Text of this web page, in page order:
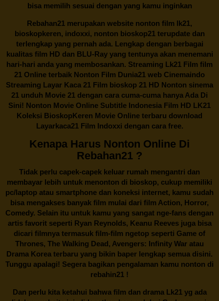
bisa memilih sesuai dengan yang kamu inginkan
Rebahan21 merupakan website nonton film lk21,
bioskopkeren, indoxxi, nonton bioskop21 terupdate dan
terlengkap yang pernah ada. Lengkap dengan berbagai
kualitas film HD dan BLU-Ray yang tentunya akan menemani
hari-hari anda yang membosankan. Streaming Lk21 Film film
21 Online terbaik Nonton Film Dunia21 web Cinemaindo
Streaming Layar Kaca 21 Film bioskop 21 HD Nonton sinema
21 unduh Movie 21 dengan cara cuma-cuma hanya Ada Di
Sini! Nonton Movie Online Subtitle Indonesia Film HD LK21
Koleksi BioskopKeren Movie Online terbaru download
Layarkaca21 Film Indoxxi dengan cara free.
Kenapa Harus Nonton Online Di
Rebahan21 ?
Tidak perlu capek-capek keluar rumah mengantri dan
membayar lebih untuk menonton di bioskop, cukup memiliki
pc/laptop atau smartphone dan koneksi internet, kamu sudah
bisa mengakses banyak film mulai dari film Action, Horror,
Comedy. Selain itu untuk kamu yang sangat nge-fans dengan
artis favorit seperti Ryan Reynolds, Keanu Reeves juga bisa
dicari filmnya termasuk film-film ngetop seperti Game of
Thrones, The Walking Dead, Avengers: Infinity War atau
Drama Korea terbaru yang bikin baper lengkap semua disini.
Tunggu apalagi! Segera bagikan pengalaman kamu nonton di
rebahin21 !
Dan perlu kita ketahui bahwa film dan dramaLk21yg ada